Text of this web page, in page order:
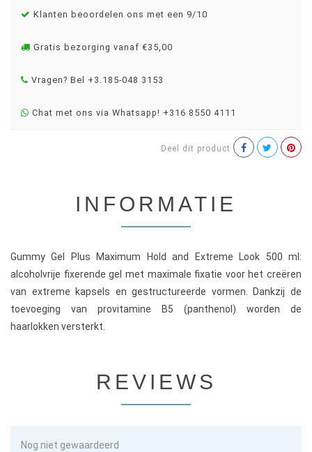
Klanten beoordelen ons met een 9/10
Gratis bezorging vanaf €35,00
Vragen? Bel +3.185-048 3153
Chat met ons via Whatsapp! +316 8550 4111
Deel dit product
INFORMATIE
Gummy Gel Plus Maximum Hold and Extreme Look 500 ml:
alcoholvrije fixerende gel met maximale fixatie voor het creëren
van extreme kapsels en gestructureerde vormen. Dankzij de
toevoeging van provitamine B5 (panthenol) worden de
haarlokken versterkt.
REVIEWS
Nog niet gewaardeerd